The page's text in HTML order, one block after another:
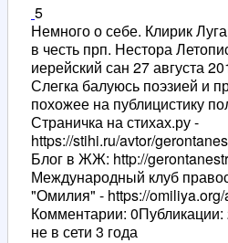
5
Немного о себе. Клирик
в честь прп. Нестора
иерейский сан 27 августа
Слегка балуюсь поэзией и
похожее на публицистику
Страничка на стихах.ру -
https://stihi.ru/avtor/
Блог в ЖЖ: http://
Международный клуб
"Омилия" - https://
Комментарии: 0Публикации:
не в сети 3 года